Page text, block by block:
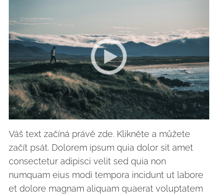
Váš text začíná právě zde. Klikněte a můžete
začít psát. Dolorem ipsum quia dolor sit amet
consectetur adipisci velit sed quia non
numquam eius modi tempora incidunt ut labore
et dolore magnam aliquam quaerat voluptatem